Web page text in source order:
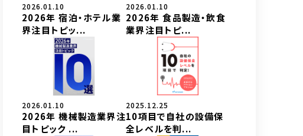
2026.01.10
2026年 宿泊・ホテル業
界注目トピッ...
2026.01.10
2026年 食品製造・飲食
業界注目トピ...
2026.01.10
2026年 機械製造業界注
目トピック ...
2025.12.25
10項目で自社の設備保
全レベルを判...